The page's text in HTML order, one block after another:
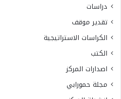
دراسات
تقدير موقف
الكراسات الاستراتيجية
الكتب
اصدارات المركز
مجلة حمورابي